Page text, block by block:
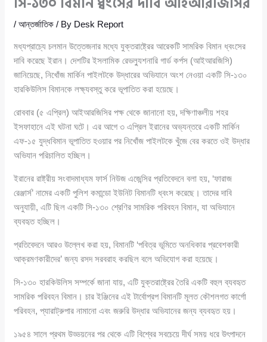
/আন্তর্জাতিক / By Desk Report
মধ্যপ্রাচ্যে চলমান উত্তেজনার মধ্যে যুক্তরাষ্ট্রের আরেকটি সামরিক বিমান ধ্বংসের
দাবি করেছে ইরান। দেশটির ইসলামিক রেভল্যুশনারি গার্ড কর্পস (আইআরজিসি)
জানিয়েছে, নিখোঁজ মার্কিন পাইলটকে উদ্ধারের অভিযানে অংশ নেওয়া একটি সি-১৩০
হারকিউলিস বিমানকে লক্ষ্যবস্তু করে ভূপাতিত করা হয়েছে।
রোববার (৫ এপ্রিল) আইআরজিসির পক্ষ থেকে জানানো হয়, দক্ষিণাঞ্চলীয় শহর
ইসফাহানে এই ঘটনা ঘটে। এর আগে ৩ এপ্রিল ইরানের অভ্যন্তরে একটি মার্কিন
এফ-১৫ যুদ্ধবিমান ভূপাতিত হওয়ার পর নিখোঁজ পাইলটকে খুঁজে বের করতে ওই উদ্ধার
অভিযান পরিচালিত হচ্ছিল।
ইরানের রাষ্ট্রীয় সংবাদমাধ্যম ফার্স নিউজ এজেন্সির প্রতিবেদনে বলা হয়, ‘ফারাজ
রেঞ্জার্স’ নামের একটি পুলিশ কমান্ডো ইউনিট বিমানটি ধ্বংস করেছে। তাদের দাবি
অনুযায়ী, এটি ছিল একটি সি-১৩০ শ্রেণির সামরিক পরিবহন বিমান, যা অভিযানে
ব্যবহৃত হচ্ছিল।
প্রতিবেদনে আরও উল্লেখ করা হয়, বিমানটি ‘পবিত্র ভূমিতে অনধিকার প্রবেশকারী
আক্রমণকারীদের’ জন্য রসদ সরবরাহ করছিল বলে অভিযোগ করা হয়েছে।
সি-১৩০ হারকিউলিস সম্পর্কে জানা যায়, এটি যুক্তরাষ্ট্রের তৈরি একটি বহুল ব্যবহৃত
সামরিক পরিবহন বিমান। চার ইঞ্জিনের এই টার্বোপ্রপ বিমানটি মূলত কৌশলগত কার্গো
পরিবহন, প্যারাট্রুপার নামানো এবং জরুরি উদ্ধার অভিযানের জন্য ব্যবহৃত হয়।
১৯৫৪ সালে প্রথম উড্ডয়নের পর থেকে এটি বিশ্বের সবচেয়ে দীর্ঘ সময় ধরে উৎপাদনে